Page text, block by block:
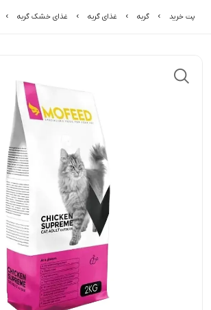
پت خرید گربه غذای گربه غذای خشک گربه